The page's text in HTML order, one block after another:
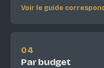
Voir le guide
04
Par budget